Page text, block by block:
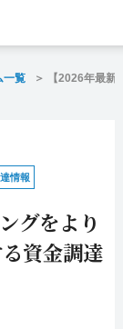
ファクタリングとは
ファクタリング・資
お問い合わせ
福岡支店HP
一覧 【2026年最
情報
グをより
資金調達